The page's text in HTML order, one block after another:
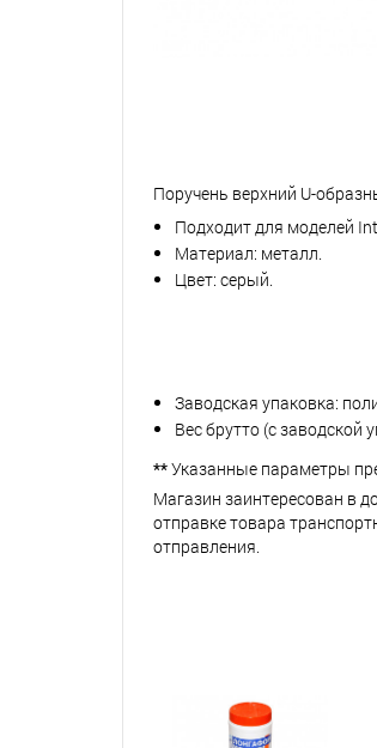
Поручень верхний U-
Подходит для моделей
Материал: металл.
Цвет: серый.
Заводская упаковка:
Вес брутто (с заводской
**Указанные параметры
Магазин заинтересован в
отправке товара
отправления.